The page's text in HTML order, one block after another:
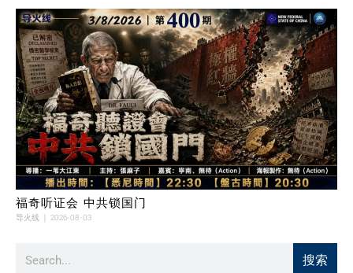
福奇听证会 中共锁国门
导火线 2026-08-03
搜索